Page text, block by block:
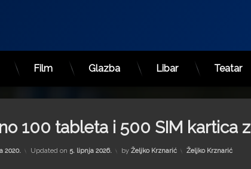
Film Glazba Libar Teatar
100 tableta i 500 SIM kartica
2020. Updated on 5. lipnja 2026. by Željko Krznarić Kategorije:
Željko Krznarić